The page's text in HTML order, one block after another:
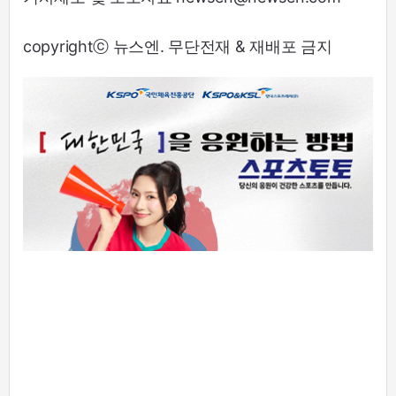
copyrightⓒ 뉴스엔. 무단전재 & 재배포 금지